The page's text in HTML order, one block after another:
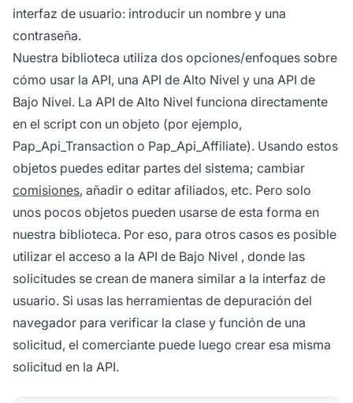
interfaz de usuario: introducir un nombre y una
contraseña.
Nuestra biblioteca utiliza dos opciones/enfoques sobre
cómo usar la API, una API de Alto Nivel y una API de
Bajo Nivel. La API de Alto Nivel funciona directamente
en el script con un objeto (por ejemplo,
Pap_Api_Transaction o Pap_Api_Affiliate). Usando estos
objetos puedes editar partes del sistema; cambiar
comisiones, añadir o editar afiliados, etc. Pero solo
unos pocos objetos pueden usarse de esta forma en
nuestra biblioteca. Por eso, para otros casos es posible
utilizar el acceso a la API de Bajo Nivel , donde las
solicitudes se crean de manera similar a la interfaz de
usuario. Si usas las herramientas de depuración del
navegador para verificar la clase y función de una
solicitud, el comerciante puede luego crear esa misma
solicitud en la API.